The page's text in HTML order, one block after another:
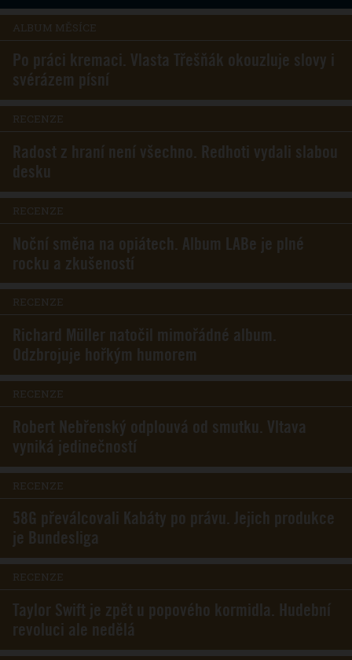
ALBUM MĚSÍCE
Po práci kremaci. Vlasta Třešňák okouzluje slovy i
svérázem písní
RECENZE
Radost z hraní není všechno. Redhoti vydali slabou
desku
RECENZE
Noční směna na opiátech. Album LABe je plné
rocku a zkušeností
RECENZE
Richard Müller natočil mimořádné album.
Odzbrojuje hořkým humorem
RECENZE
Robert Nebřenský odplouvá od smutku. Vltava
vyniká jedinečností
RECENZE
58G převálcovali Kabáty po právu. Jejich produkce
je Bundesliga
RECENZE
Taylor Swift je zpět u popového kormidla. Hudební
revoluci ale nedělá